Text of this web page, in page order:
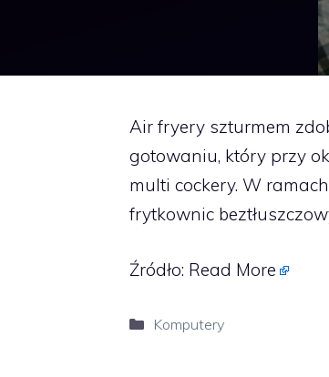
Air fryery szturmem
gotowaniu, który przy
multi cockery. W
frytkownic
Źródło: Read More
Kategorie
Komputery